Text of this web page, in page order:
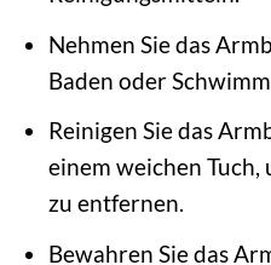
Nehmen Sie das
Baden oder
Reinigen Sie das
einem weichen Tuch,
zu entfernen.
Bewahren Sie das